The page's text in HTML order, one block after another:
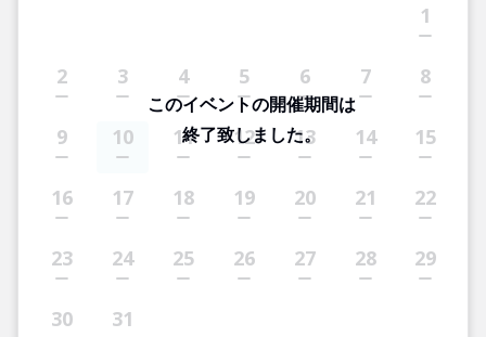
1
2 3 4 5 6 7 8
9 10 11 12 13 14 15
16 17 18 19 20 21 22
23 24 25 26 27 28 29
30 31
このイベントの開催期間は
終了致しました。